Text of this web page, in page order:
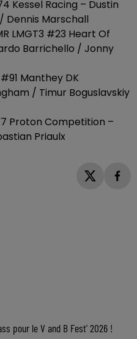
Kessel Racing – Dustin
Dennis Marschall
LMGT3 #23 Heart Of
Barrichello / Jonny
#91 Manthey DK
/ Timur Boguslavskiy
Proton Competition –
Priaulx
pour le V and B Fest' 2026 !